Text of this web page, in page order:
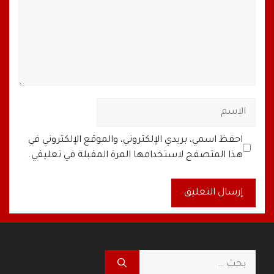
الاسم
البريد
الإلكتروني
الموقع
الإلكتروني
احفظ اسمي، بريدي الإلكتروني، والموقع الإلكتروني في
هذا المتصفح لاستخدامها المرة المقبلة في تعليقي.
A
t
البحث